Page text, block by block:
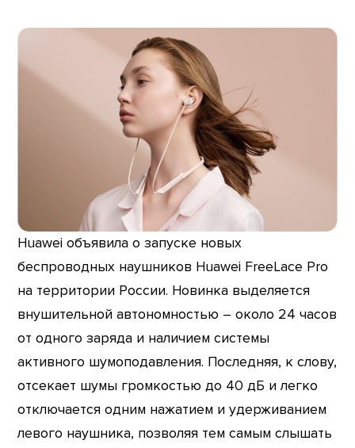
Huawei объявила о запуске новых
беспроводных наушников Huawei FreeLace Pro
на территории России. Новинка выделяется
внушительной автономностью – около 24 часов
от одного заряда и наличием системы
активного шумоподавления. Последняя, к слову,
отсекает шумы громкостью до 40 дБ и легко
отключается одним нажатием и удерживанием
левого наушника, позволяя тем самым слышать